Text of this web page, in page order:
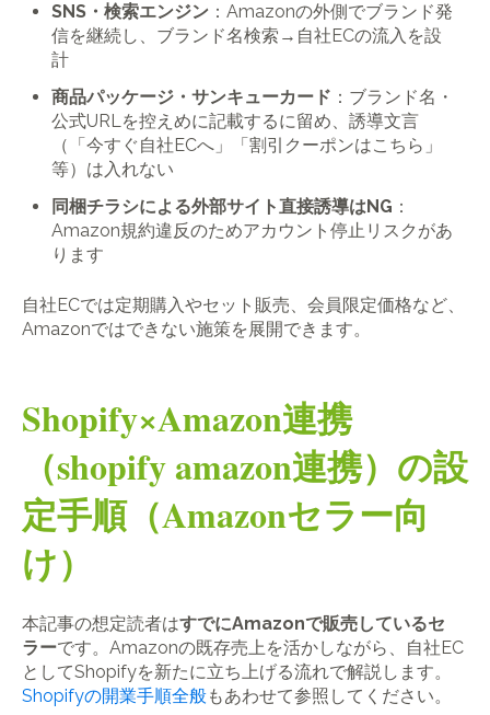
SNS・検索エンジン ：Amazonの外側でブランド発
信を継続し、ブランド名検索→自社ECの流入を設
計
商品パッケージ・サンキューカード ：ブランド名・
公式URLを控えめに記載するに留め、誘導文言
（「今すぐ自社ECへ」「割引クーポンはこちら」
等）は入れない
同梱チラシによる外部サイト直接誘導はNG ：
Amazon規約違反のためアカウント停止リスクがあ
ります
自社ECでは定期購入やセット販売、会員限定価格など、
Amazonではできない施策を展開できます。
Shopify×Amazon連携
（shopify amazon連携）の設
定手順（Amazonセラー向
け）
本記事の想定読者はすでにAmazonで販売しているセ
ラーです。Amazonの既存売上を活かしながら、自社EC
としてShopifyを新たに立ち上げる流れで解説します。
Shopifyの開業手順全般もあわせて参照してください。